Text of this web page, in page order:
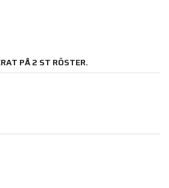
PÅ2 ST RÖSTER.